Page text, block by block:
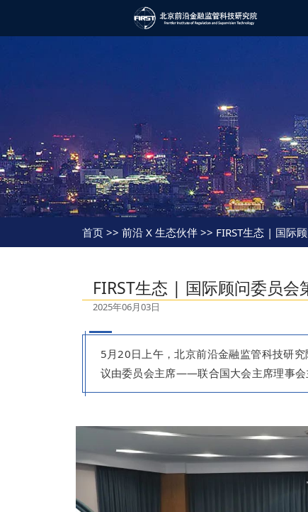
首页>> 前沿 X 生态伙伴 >> FIRST生态 | 国际
FIRST生态 | 国际顾问委员
2025年06月03日
5月20日上午，北京前沿金融监管科技研
议由委员会主席——联合国大会主席理事会